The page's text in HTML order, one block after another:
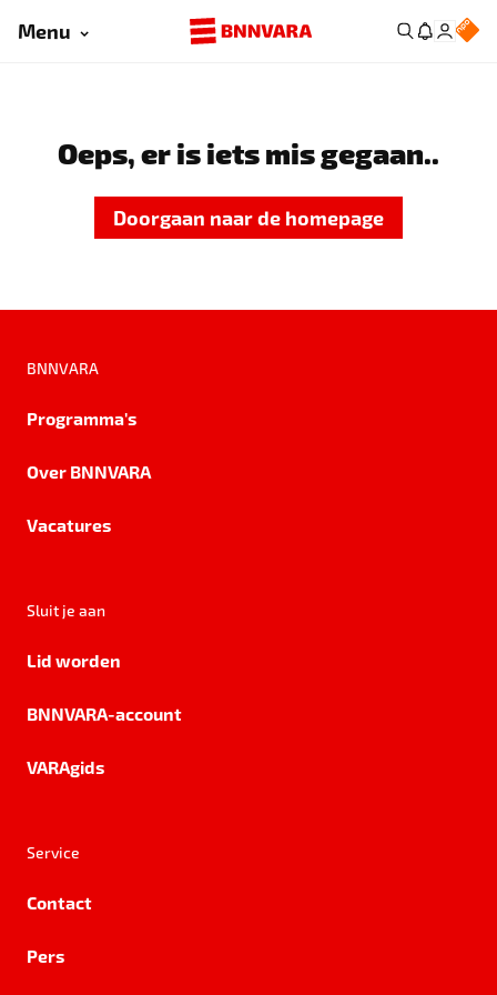
Menu
Oeps, er is iets mis gegaan..
Doorgaan naar de homepage
BNNVARA
Programma's
Over BNNVARA
Vacatures
Sluit je aan
Lid worden
BNNVARA-account
VARAgids
Service
Contact
Pers